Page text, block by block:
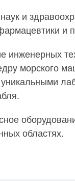
и
и
инженерных
морского
уникальными
областях.